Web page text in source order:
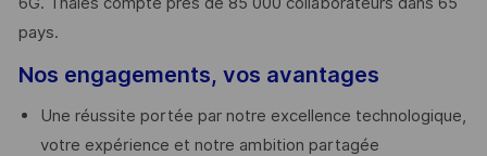
pays. ​
Nos engagements, vos avantages
Une réussite portée par notre excellence technologique,
votre expérience et notre ambition partagée